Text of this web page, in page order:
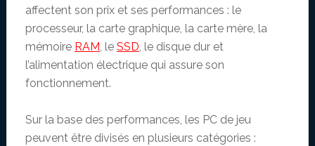
affectent son prix et ses performances : le
processeur, la carte graphique, la carte mère, la
mémoire RAM, le SSD, le disque dur et
l’alimentation électrique qui assure son
fonctionnement.
Sur la base des performances, les PC de jeu
peuvent être divisés en plusieurs catégories :